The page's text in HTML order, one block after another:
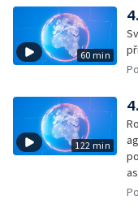
—
60 min
122 min